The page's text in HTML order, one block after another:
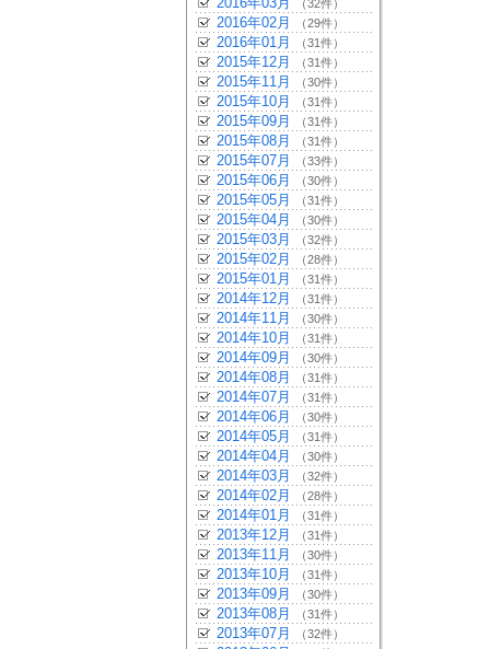
（32件）
2016年02月 （29件）
2016年01月 （31件）
2015年12月 （31件）
2015年11月 （30件）
2015年10月 （31件）
2015年09月 （31件）
2015年08月 （31件）
2015年07月 （33件）
2015年06月 （30件）
2015年05月 （31件）
2015年04月 （30件）
2015年03月 （32件）
2015年02月 （28件）
2015年01月 （31件）
2014年12月 （31件）
2014年11月 （30件）
2014年10月 （31件）
2014年09月 （30件）
2014年08月 （31件）
2014年07月 （31件）
2014年06月 （30件）
2014年05月 （31件）
2014年04月 （30件）
2014年03月 （32件）
2014年02月 （28件）
2014年01月 （31件）
2013年12月 （31件）
2013年11月 （30件）
2013年10月 （31件）
2013年09月 （30件）
2013年08月 （31件）
2013年07月 （32件）